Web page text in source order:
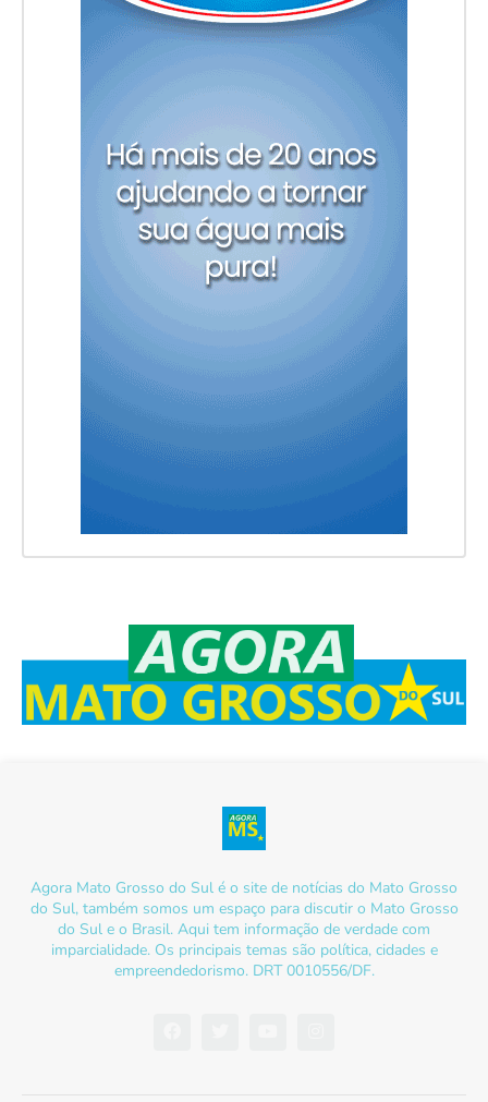
Agora Mato Grosso do Sul é o site de notícias do Mato Grosso
do Sul, também somos um espaço para discutir o Mato Grosso
do Sul e o Brasil. Aqui tem informação de verdade com
imparcialidade. Os principais temas são política, cidades e
empreendedorismo. DRT 0010556/DF.